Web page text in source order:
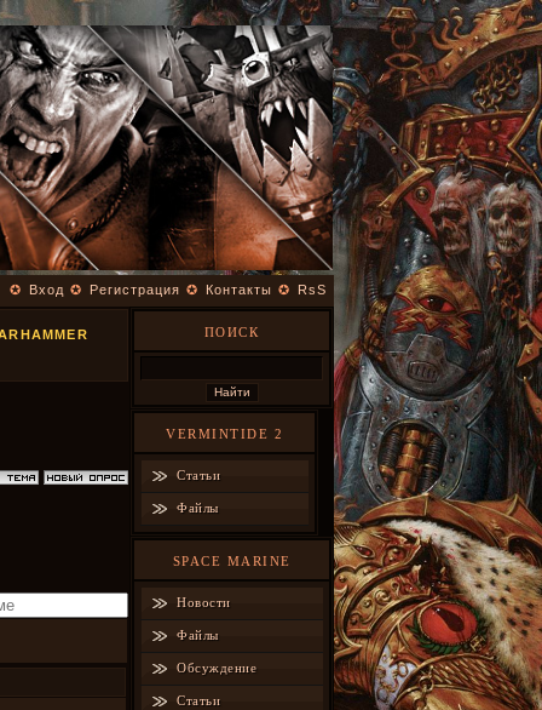
✪ Вход ✪ Регистрация ✪ Контакты ✪ RsS
ПОИСК
VERMINTIDE 2
Статьи
Файлы
SPACE MARINE
Новости
Файлы
Обсуждение
Статьи